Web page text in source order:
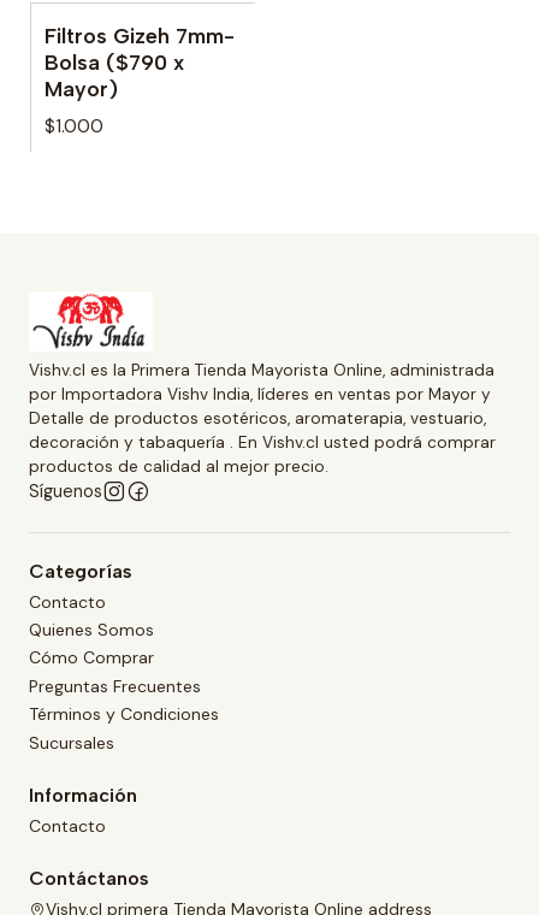
No disponible
Filtros Gizeh 7mm-
Bolsa ($790 x
Mayor)
$1.000
Vishv.cl es la Primera Tienda Mayorista Online, administrada
por Importadora Vishv India, líderes en ventas por Mayor y
Detalle de productos esotéricos, aromaterapia, vestuario,
decoración y tabaquería . En Vishv.cl usted podrá comprar
productos de calidad al mejor precio.
Síguenos
Categorías
Contacto
Quienes Somos
Cómo Comprar
Preguntas Frecuentes
Términos y Condiciones
Sucursales
Información
Contacto
Contáctanos
Vishv.cl primera Tienda Mayorista Online address